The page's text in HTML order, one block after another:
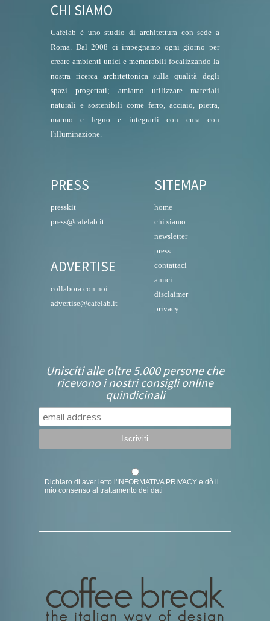
CHI SIAMO
Cafelab è uno studio di architettura con sede a
Roma. Dal 2008 ci impegnamo ogni giorno per
creare ambienti unici e memorabili focalizzando la
nostra ricerca architettonica sulla qualità degli
spazi progettati; amiamo utilizzare materiali
naturali e sostenibili come ferro, acciaio, pietra,
marmo e legno e integrarli con cura con
l'illuminazione.
PRESS
presskit
press@cafelab.it
ADVERTISE
collabora con noi
advertise@cafelab.it
SITEMAP
home
chi siamo
newsletter
press
contattaci
amici
disclaimer
privacy
Unisciti alle oltre 5.000 persone che
ricevono i nostri consigli online
quindicinali
Dichiaro di aver letto l'INFORMATIVA PRIVACY e dò il
mio consenso al trattamento dei dati